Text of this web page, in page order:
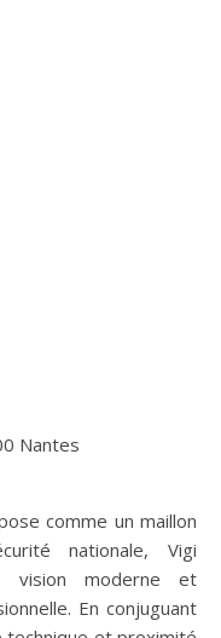
Nantes
comme un maillon
nationale, Vigi
vision moderne et
En conjuguant